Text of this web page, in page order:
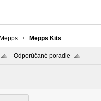
Mepps Mepps Kits
Odporúčané poradie